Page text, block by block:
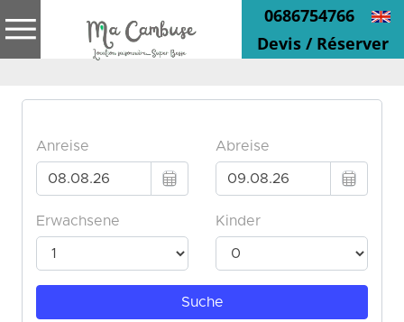
0686754766
Devis / Réserver